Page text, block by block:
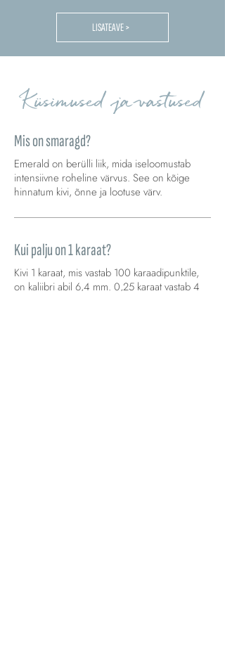
LISATEAVE >
Küsimused ja vastused
Mis on smaragd?
Emerald on berülli liik, mida iseloomustab
intensiivne roheline värvus. See on kõige
hinnatum kivi, õnne ja lootuse värv.
Kui palju on 1 karaat?
Kivi 1 karaat, mis vastab 100 karaadipunktile,
on kaliibri abil 6,4 mm. 0,25 karaat vastab 4